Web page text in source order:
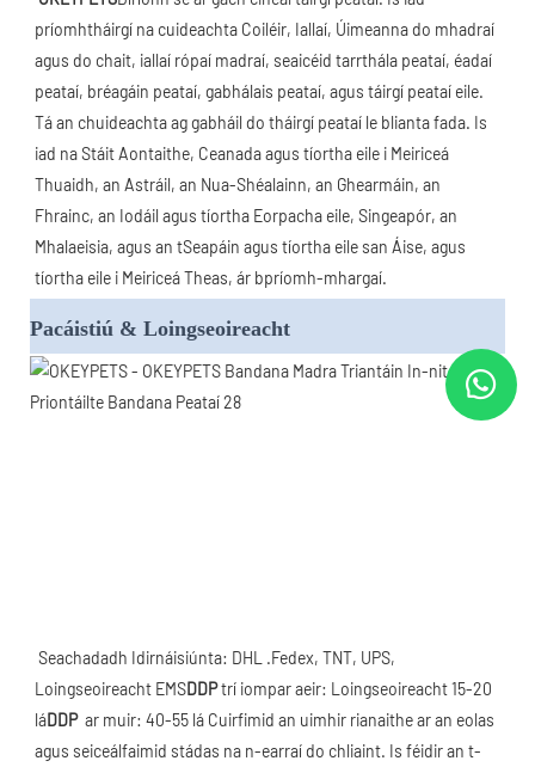
príomhtháirgí na cuideachta Coiléir, Iallaí, Úimeanna do mhadraí
agus do chait, iallaí rópaí madraí, seaicéid tarrthála peataí, éadaí
peataí, bréagáin peataí, gabhálais peataí, agus táirgí peataí eile.
Tá an chuideachta ag gabháil do tháirgí peataí le blianta fada. Is
iad na Stáit Aontaithe, Ceanada agus tíortha eile i Meiriceá
Thuaidh, an Astráil, an Nua-Shéalainn, an Ghearmáin, an
Fhrainc, an Iodáil agus tíortha Eorpacha eile, Singeapór, an
Mhalaeisia, agus an tSeapáin agus tíortha eile san Áise, agus
tíortha eile i Meiriceá Theas, ár bpríomh-mhargaí.
Pacáistiú & Loingseoireacht
Seachadadh Idirnáisiúnta: DHL .Fedex, TNT, UPS,
Loingseoireacht EMSDDP trí iompar aeir: Loingseoireacht 15-20
láDDP ar muir: 40-55 lá Cuirfimid an uimhir rianaithe ar an eolas
agus seiceálfaimid stádas na n-earraí do chliaint. Is féidir an t-